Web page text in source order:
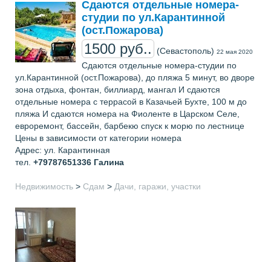
Сдаются отдельные номера-
студии по ул.Карантинной
(ост.Пожарова)
1500 руб.. (Севастополь) 22 мая 2020
Сдаются отдельные номера-студии по
ул.Карантинной (ост.Пожарова), до пляжа 5 минут, во дворе
зона отдыха, фонтан, биллиард, мангал И сдаются
отдельные номера с террасой в Казачьей Бухте, 100 м до
пляжа И сдаются номера на Фиоленте в Царском Селе,
евроремонт, бассейн, барбекю спуск к морю по лестнице
Цены в зависимости от категории номера
Адрес: ул. Карантинная
тел. +79787651336 Галина
Недвижимость > Сдам > Дачи, гаражи, участки